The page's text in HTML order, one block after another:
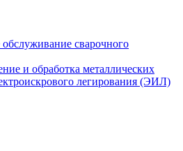
сварочного
и обработка металлических
легирования (ЭИЛ)